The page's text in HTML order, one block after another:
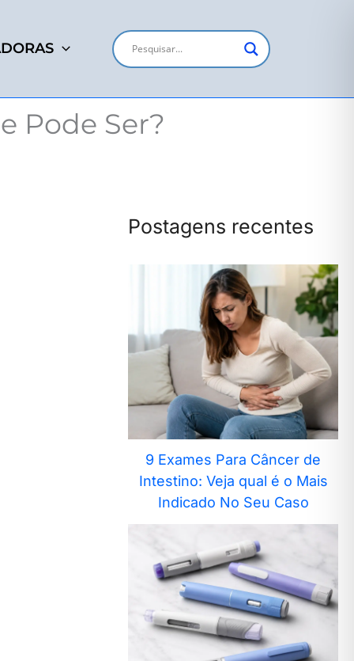
Pode Ser?
Postagens recentes
9 Exames Para Câncer de
Intestino: Veja qual é o Mais
Indicado No Seu Caso